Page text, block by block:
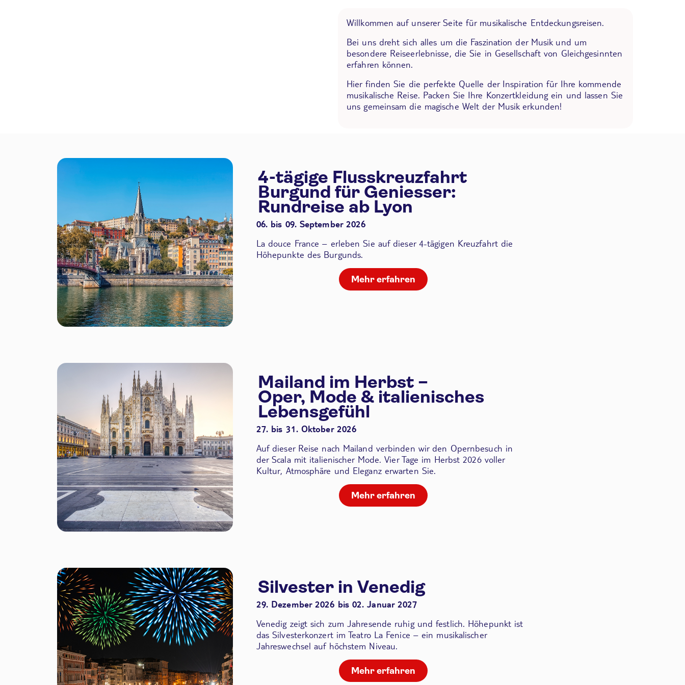
Willkommen auf unserer Seite für musikalische Entdeckungsreisen.
Bei uns dreht sich alles um die Faszination der Musik und um
besondere Reiseerlebnisse, die Sie in Gesellschaft von Gleichgesinnten
erfahren können.
Hier finden Sie die perfekte Quelle der Inspiration für Ihre kommende
musikalische Reise. Packen Sie Ihre Konzertkleidung ein und lassen Sie
uns gemeinsam die magische Welt der Musik erkunden!
4-tägige Flusskreuzfahrt
Burgund für Geniesser:
Rundreise ab Lyon
06. bis 09. September 2026
La douce France – erleben Sie auf dieser 4-tägigen Kreuzfahrt die
Höhepunkte des Burgunds.
Mehr erfahren
Mailand im Herbst –
Oper, Mode & italienisches
Lebensgefühl
27. bis 31. Oktober 2026
Auf dieser Reise nach Mailand verbinden wir den Opernbesuch in
der Scalamit italienischer Mode. Vier Tage im Herbst 2026 voller
Kultur, Atmosphäre und Eleganz erwarten Sie.
Mehr erfahren
Silvester in Venedig
29. Dezember 2026 bis 02. Januar 2027
Venedig zeigt sich zum Jahresende ruhig und festlich. Höhepunkt ist
das Silvesterkonzert im Teatro La Fenice – ein musikalischer
Jahreswechsel auf höchstem Niveau.
Mehr erfahren